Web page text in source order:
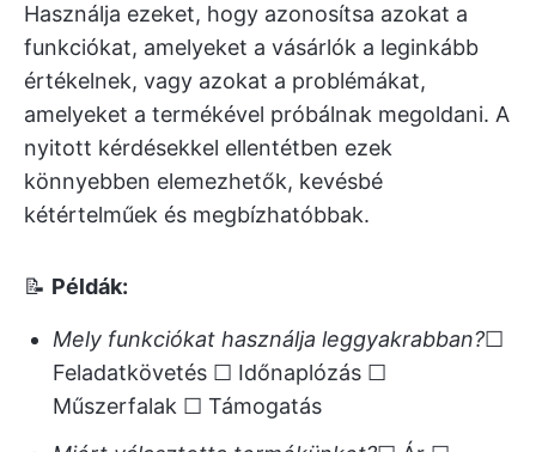
Használja ezeket, hogy azonosítsa azokat a
funkciókat, amelyeket a vásárlók a leginkább
értékelnek, vagy azokat a problémákat,
amelyeket a termékével próbálnak megoldani. A
nyitott kérdésekkel ellentétben ezek
könnyebben elemezhetők, kevésbé
kétértelműek és megbízhatóbbak.
📝 Példák:
Mely funkciókat használja leggyakrabban?☐
Feladatkövetés ☐ Időnaplózás ☐
Műszerfalak ☐ Támogatás